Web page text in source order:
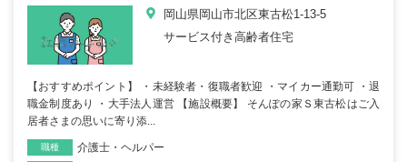
岡山県岡山市北区東古松1-13-5
サービス付き高齢者住宅
【おすすめポイント】 ・未経験者・復職者歓迎 ・マイカー通勤可 ・退
職金制度あり ・大手法人運営 【施設概要】 そんぽの家Ｓ東古松はご入
居者さまの思いに寄り添...
職種 介護士・ヘルパー